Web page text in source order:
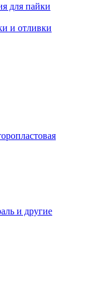
для пайки
и отливки
и другие